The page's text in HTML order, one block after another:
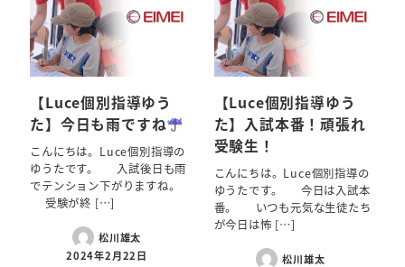
【Luce個別指導ゆう
た】今日も雨ですね
こんにちは。Luce個別指導の
ゆうたです。 入試後日も雨
でテンション下がりますね。
受験が終 […]
松川雄太
2024年2月22日
【Luce個別指導ゆう
た】入試本番！頑張れ
受験生！
こんにちは。Luce個別指導の
ゆうたです。 今日は入試本
番。 いつも元気な生徒たち
が今日は怖 […]
松川雄太